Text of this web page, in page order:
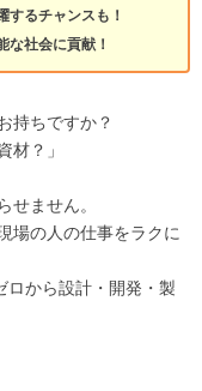
するチャンスも！
な社会に貢献！
持ちですか？
材？」
せません。
場の人の仕事をラクに
から設計・開発・製